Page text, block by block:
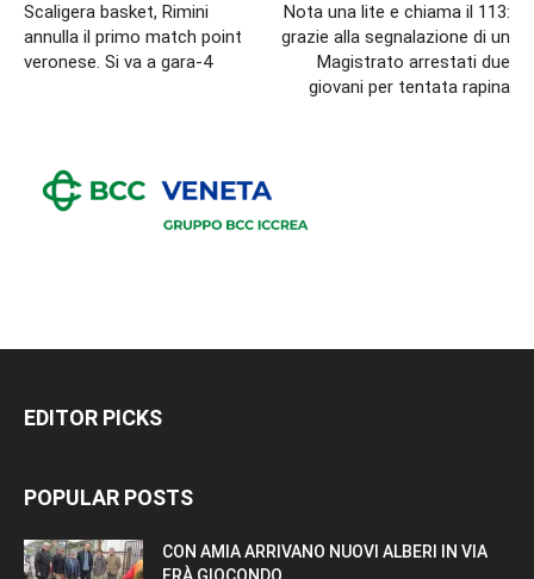
Scaligera basket, Rimini
annulla il primo match point
veronese. Si va a gara-4
Nota una lite e chiama il 113:
grazie alla segnalazione di un
Magistrato arrestati due
giovani per tentata rapina
EDITOR PICKS
POPULAR POSTS
CON AMIA ARRIVANO NUOVI ALBERI IN VIA